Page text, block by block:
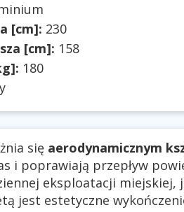
[cm]: 230
[cm]: 158
180
się aerodynamicznym
i poprawiają przepływ
eksploatacji miejskiej,
jest estetyczne